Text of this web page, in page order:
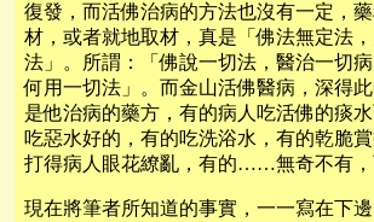
復發，而活佛治病的方法也沒有一定，
材，或者就地取材，真是「佛法無定法
法」。所謂：「佛說一切法，醫治一切病
何用一切法」。而金山活佛醫病，深得
是他治病的藥方，有的病人吃活佛的痰
吃惡水好的，有的吃洗浴水，有的乾脆賞
打得病人眼花繚亂，有的……無奇不有，
現在將筆者所知道的事實，一一寫在下